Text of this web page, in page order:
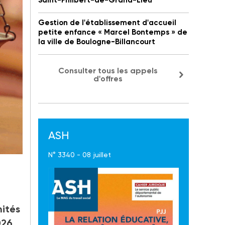
Gestion de l'établissement d'accueil
petite enfance « Marcel Bontemps » de
la ville de Boulogne-Billancourt
Consulter tous les appels
d'offres
ASH
N° 3340 - 08 juillet